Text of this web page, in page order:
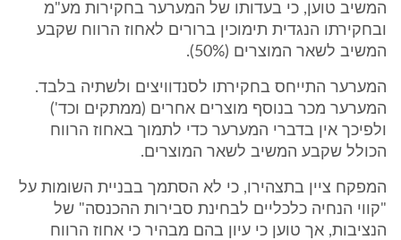
המשיב טוען, כי בעדותו של המערער בחקירות מע"מ
ובחקירתו הנגדית תימוכין ברורים לאחוז הרווח שקבע
המשיב לשאר המוצרים (50%).
המערער התייחס בחקירתו לסנדוויצים ולשתיה בלבד.
המערער מכר בנוסף מוצרים אחרים (ממתקים וכד')
ולפיכך אין בדברי המערער כדי לתמוך באחוז הרווח
הכולל שקבע המשיב לשאר המוצרים.
המפקח ציין בתצהירו, כי לא הסתמך בבניית השומות על
"קווי הנחיה כלכליים לבחינת סבירות ההכנסה" של
הנציבות, אך טוען כי עיון בהם מבהיר כי אחוז הרווח